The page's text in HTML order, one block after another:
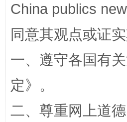
解纷+调解+退费，一次搞定
China publics
同意其观点或证
一、遵守各国有
定》。
二、尊重网上道